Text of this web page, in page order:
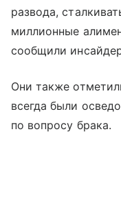
развода,
миллионные
сообщили
Они также
всегда были
по вопросу брака.